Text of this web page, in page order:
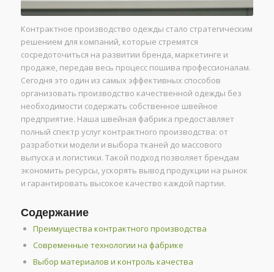
Контрактное производство одежды стало стратегическим
решением для компаний, которые стремятся
сосредоточиться на развитии бренда, маркетинге и
продаже, передав весь процесс пошива профессионалам.
Сегодня это один из самых эффективных способов
организовать производство качественной одежды без
необходимости содержать собственное швейное
предприятие. Наша швейная фабрика предоставляет
полный спектр услуг контрактного производства: от
разработки модели и выбора тканей до массового
выпуска и логистики. Такой подход позволяет брендам
экономить ресурсы, ускорять вывод продукции на рынок
и гарантировать высокое качество каждой партии.
Содержание
Преимущества контрактного производства
Современные технологии на фабрике
Выбор материалов и контроль качества